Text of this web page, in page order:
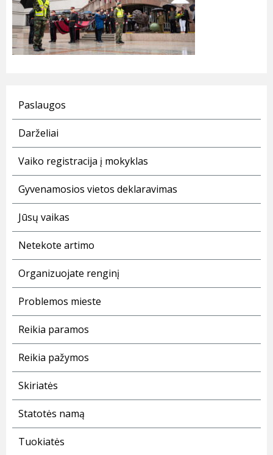
Paslaugos
Darželiai
Vaiko registracija į mokyklas
Gyvenamosios vietos deklaravimas
Jūsų vaikas
Netekote artimo
Organizuojate renginį
Problemos mieste
Reikia paramos
Reikia pažymos
Skiriatės
Statotės namą
Tuokiatės